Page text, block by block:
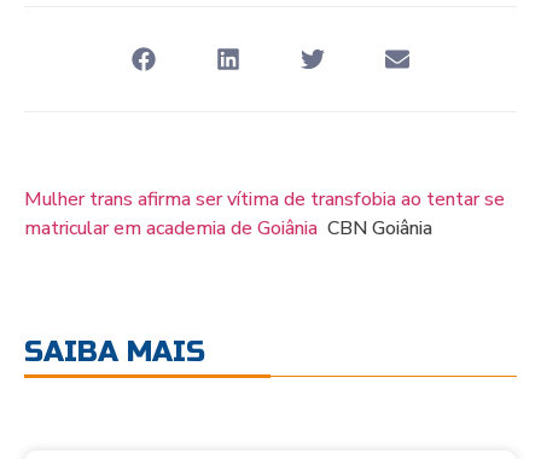
Mulher trans afirma ser vítima de transfobia ao tentar se
matricular em academia de Goiânia CBN Goiânia
SAIBA MAIS